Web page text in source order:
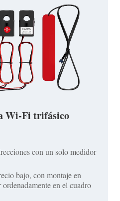
Wi-Fi trifásico
con un solo medidor
bajo, con montaje en
en el cuadro